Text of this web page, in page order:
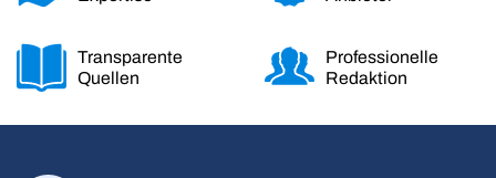
Transparente
Quellen
Professionelle
Redaktion